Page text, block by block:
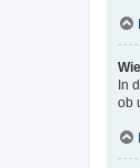
In
ob